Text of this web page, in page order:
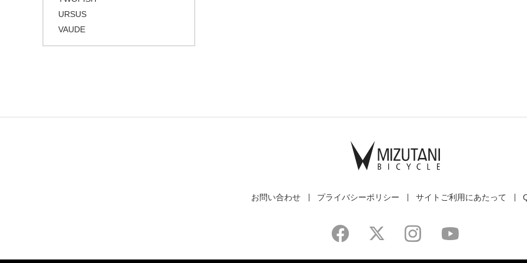
URSUS
VAUDE
お問い合わせ プライバシーポリシー サイトご利用にあたって